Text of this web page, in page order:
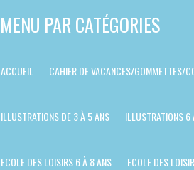
MENU PAR CATÉGORIES
ACCUEIL CAHIER DE VACANCES/GOMMETTES/
ILLUSTRATIONS DE 3 À 5 ANS ILLUSTRATIONS 6
ECOLE DES LOISIRS 6 À 8 ANS ECOLE DES